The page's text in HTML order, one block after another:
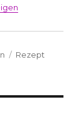
Schlagwörter
Rezept